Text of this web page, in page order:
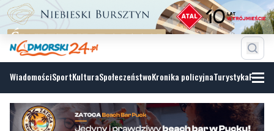
WiadomościSportKulturaSpołeczeństwoKronika policyjnaTurystyka